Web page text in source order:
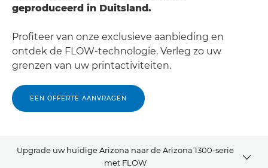
geproduceerd in Duitsland.
Profiteer van onze exclusieve aanbieding en
ontdek de FLOW-technologie. Verleg zo uw
grenzen van uw printactiviteiten.
EEN OFFERTE AANVRAGEN
Upgrade uw huidige Arizona naar de Arizona 1300-serie
met FLOW